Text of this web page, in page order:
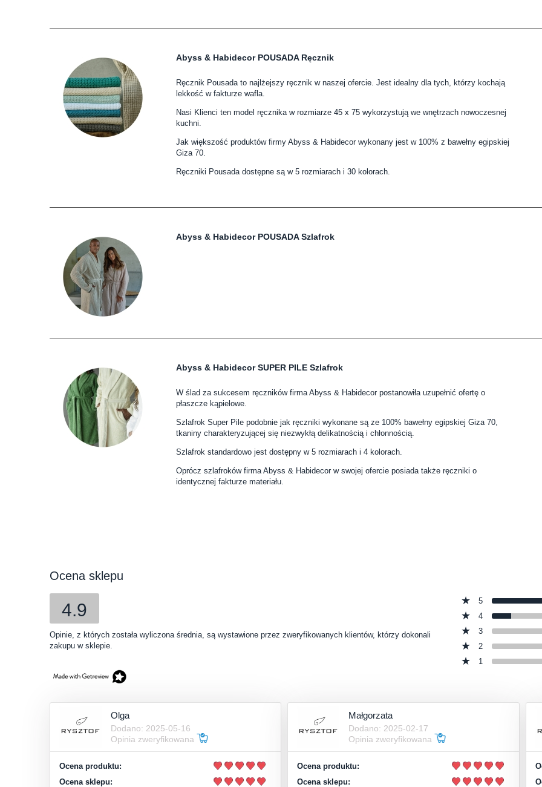
Abyss & Habidecor POUSADA Ręcznik
Ręcznik Pousada to najlżejszy ręcznik w naszej ofercie. Jest idealny dla tych, którzy kochają
lekkość w fakturze wafla.
Nasi Klienci ten model ręcznika w rozmiarze 45 x 75 wykorzystują we wnętrzach nowoczesnej
kuchni.
Jak większość produktów firmy Abyss & Habidecor wykonany jest w 100% z bawełny egipskiej
Giza 70.
Ręczniki Pousada dostępne są w 5 rozmiarach i 30 kolorach.
Abyss & Habidecor POUSADA Szlafrok
Abyss & Habidecor SUPER PILE Szlafrok
W ślad za sukcesem ręczników firma Abyss & Habidecor postanowiła uzupełnić ofertę o
płaszcze kąpielowe.
Szlafrok Super Pile podobnie jak ręczniki wykonane są ze 100% bawełny egipskiej Giza 70,
tkaniny charakteryzującej się niezwykłą delikatnością i chłonnością.
Szlafrok standardowo jest dostępny w 5 rozmiarach i 4 kolorach.
Oprócz szlafroków firma Abyss & Habidecor w swojej ofercie posiada także ręczniki o
identycznej fakturze materiału.
Ocena sklepu
4.9
Opinie, z których została wyliczona średnia, są wystawione przez zweryfikowanych klientów, którzy dokonali
zakupu w sklepie.
5
4
3
2
1
Olga
Dodano: 2025-05-16
Opinia zweryfikowana
Ocena produktu:
Ocena sklepu:
Małgorzata
Dodano: 2025-02-17
Opinia zweryfikowana
Ocena produktu:
Ocena sklepu: